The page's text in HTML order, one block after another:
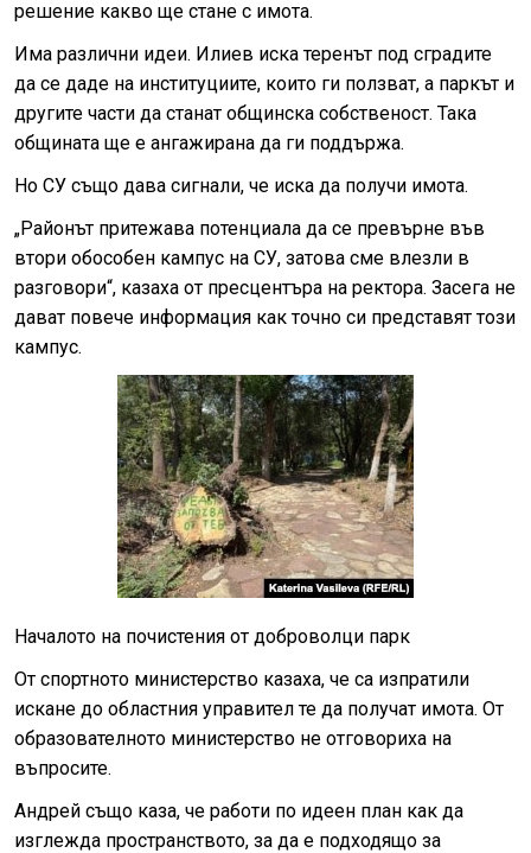
решение какво ще стане с имота.
Има различни идеи. Илиев иска теренът под сградите
да се даде на институциите, които ги ползват, а паркът и
другите части да станат общинска собственост. Така
общината ще е ангажирана да ги поддържа.
Но СУ също дава сигнали, че иска да получи имота.
„Районът притежава потенциала да се превърне във
втори обособен кампус на СУ, затова сме влезли в
разговори“, казаха от пресцентъра на ректора. Засега не
дават повече информация как точно си представят този
кампус.
Началото на почистения от доброволци парк
От спортното министерство казаха, че са изпратили
искане до областния управител те да получат имота. От
образователното министерство не отговориха на
въпросите.
Андрей също каза, че работи по идеен план как да
изглежда пространството, за да е подходящо за